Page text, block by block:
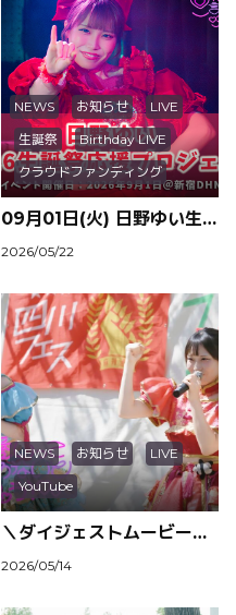
NEWS お知らせ
LIVE
生誕祭
Birthday LIVE
クラウドファンディング
09月01日(火) 日野ゆい生誕祭@新宿DHNoA開催＆クラウドファンディングのお知らせ
2026/05/22
NEWS お知らせ
LIVE
YouTube
＼ダイジェストムービー公開！／頂マーラータン公式アンバサダー初お仕事の日
2026/05/14